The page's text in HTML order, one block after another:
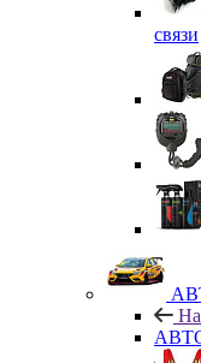
связи